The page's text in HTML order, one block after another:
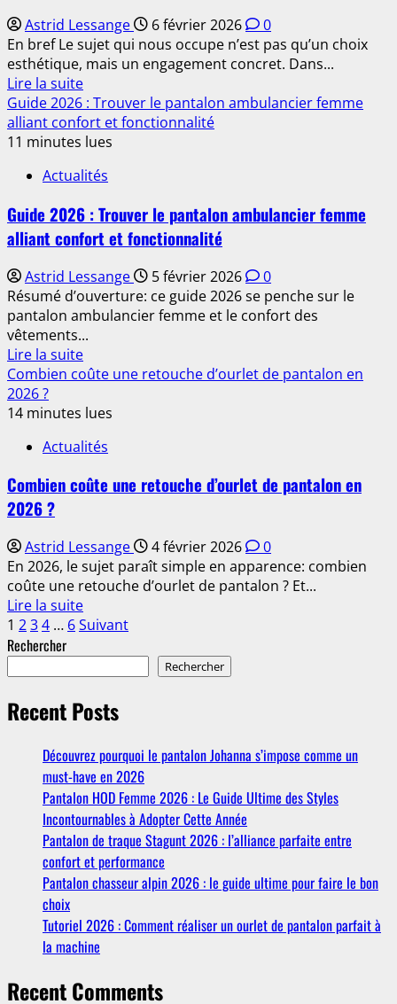
parfaite
du
confort
et
du
style
en
Astrid Lessange 6 février 2026
0
En bref Le sujet qui nous occupe n’est pas qu’un choix
esthétique, mais un engagement concret. Dans...
Lire la suiteEn
savoir
plus
sur
raisons
d’opter
pour
pantalon
By
Coco
fabriqué
en
Italie
2026
Guide 2026 : Trouver le pantalon ambulancier femme
alliant confort et fonctionnalité
11 minutes lues
Actualités
Guide 2026 : Trouver le pantalon ambulancier femme
alliant confort et fonctionnalité
Astrid Lessange 5 février 2026
0
Résumé d’ouverture: ce guide 2026 se penche sur le
pantalon ambulancier femme et le confort des
vêtements...
Lire la suiteEn
savoir
sur
2026
Trouver
ambulancier
femme
alliant
confort
et
Combien coûte une retouche d’ourlet de pantalon en
2026 ?
14 minutes lues
Actualités
Combien coûte une retouche d’ourlet de pantalon en
2026 ?
Astrid Lessange 4 février 2026
0
En 2026, le sujet paraît simple en apparence: combien
coûte une retouche d’ourlet de pantalon ? Et...
Lire la suiteEn
savoir
sur
Combien
coûte
une
d’ourlet
de
pantalon
en
2026
?
Pagination
des
1 234 … 6Suivant
Rechercher
Rechercher
Recent Posts
Découvrez pourquoi le pantalon Johanna s’impose comme un
must-have en 2026
Pantalon HOD Femme 2026 : Le Guide Ultime des Styles
Incontournables à Adopter Cette Année
Pantalon de traque Stagunt 2026 : l’alliance parfaite entre
confort et performance
Pantalon chasseur alpin 2026 : le guide ultime pour faire le bon
choix
Tutoriel 2026 : Comment réaliser un ourlet de pantalon parfait à
la machine
Recent Comments